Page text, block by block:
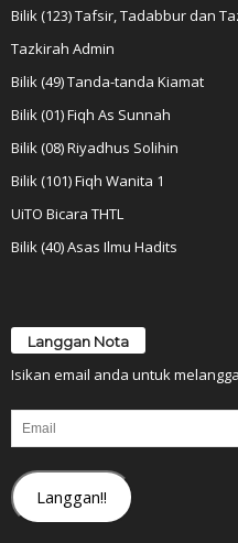
Bilik (123) Tafsir, Tadabbur dan
Tazkirah Admin
Bilik (49) Tanda-tanda Kiamat
Bilik (01) Fiqh As Sunnah
Bilik (08) Riyadhus Solihin
Bilik (101) Fiqh Wanita 1
UiTO Bicara THTL
Bilik (40) Asas Ilmu Hadits
Langgan Nota
Isikan email anda untuk
Email
Langgan!!